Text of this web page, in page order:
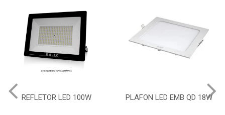
REFLETOR LED 100W PLAFON LED EMB QD 18W